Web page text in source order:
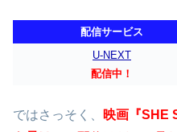
配信サービス
U-NEXT
配信中！
ではさっそく、
映画『SHE